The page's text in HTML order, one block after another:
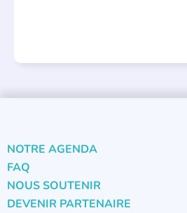
NOTRE AGENDA
FAQ
NOUS SOUTENIR
DEVENIR PARTENAIRE